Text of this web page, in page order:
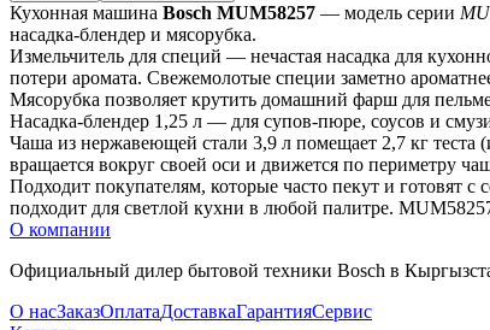
Кухонная машина Bosch MUM58257 — модель серии
насадка-блендер и мясорубка.
Измельчитель для специй — нечастая насадка для
потери аромата. Свежемолотые специи заметно
Мясорубка позволяет крутить домашний фарш для
Насадка-блендер 1,25 л — для супов-пюре, соусов и
Чаша из нержавеющей стали 3,9 л помещает 2,7 кг
вращается вокруг своей оси и движется по периметру
Подходит покупателям, которые часто пекут и готовят
подходит для светлой кухни в любой палитре.
О компании
Официальный дилер бытовой техники Bosch в
О насЗаказОплатаДоставкаГарантияСервис